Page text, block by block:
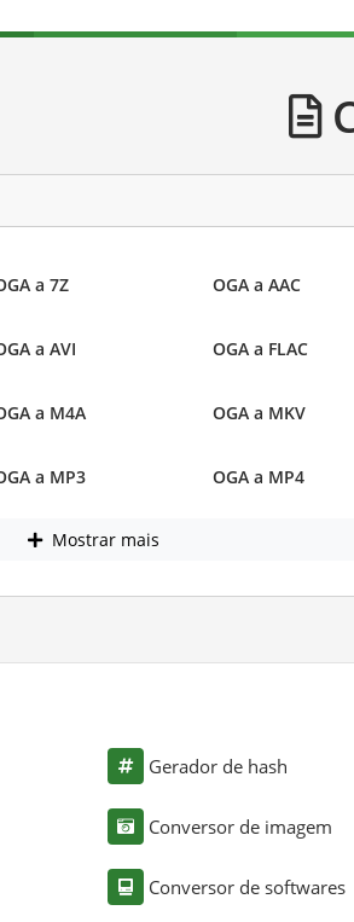
a 7Z OGA a AAC
a AVI OGA a FLAC
a M4A OGA a MKV
a MP3 OGA a MP4
Mostrar mais
Gerador de hash
Conversor de imagem
Conversor de softwares